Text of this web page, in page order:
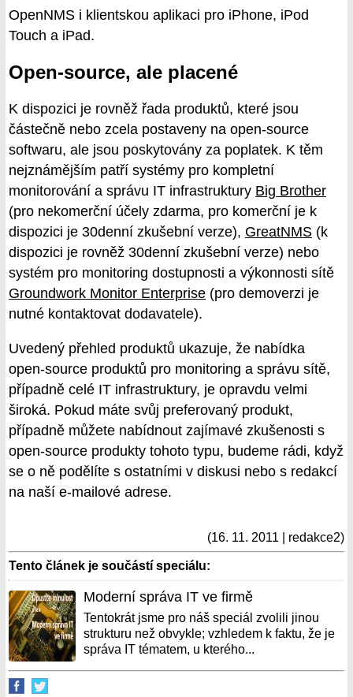
OpenNMS i klientskou aplikaci pro iPhone, iPod
Touch a iPad.
Open-source, ale placené
K dispozici je rovněž řada produktů, které jsou
částečně nebo zcela postaveny na open-source
softwaru, ale jsou poskytovány za poplatek. K těm
nejznámějším patří systémy pro kompletní
monitorování a správu IT infrastruktury Big Brother
(pro nekomerční účely zdarma, pro komerční je k
dispozici je 30denní zkušební verze), GreatNMS (k
dispozici je rovněž 30denní zkušební verze) nebo
systém pro monitoring dostupnosti a výkonnosti sítě
Groundwork Monitor Enterprise (pro demoverzi je
nutné kontaktovat dodavatele).
Uvedený přehled produktů ukazuje, že nabídka
open-source produktů pro monitoring a správu sítě,
případně celé IT infrastruktury, je opravdu velmi
široká. Pokud máte svůj preferovaný produkt,
případně můžete nabídnout zajímavé zkušenosti s
open-source produkty tohoto typu, budeme rádi, když
se o ně podělíte s ostatními v diskusi nebo s redakcí
na naší e-mailové adrese.
(16. 11. 2011 | redakce2)
Tento článek je součástí speciálu:
Moderní správa IT ve firmě
Tentokrát jsme pro náš speciál zvolili jinou
strukturu než obvykle; vzhledem k faktu, že je
správa IT tématem, u kterého...